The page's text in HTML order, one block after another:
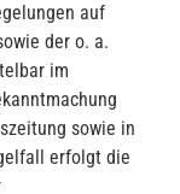
auf
der o. a.
im
sowie in
erfolgt die